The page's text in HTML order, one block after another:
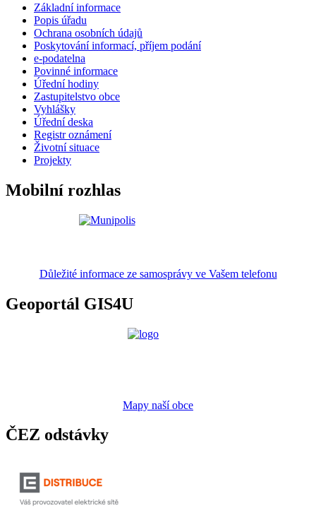
Základní informace
Popis úřadu
Ochrana osobních údajů
Poskytování informací, příjem podání
e-podatelna
Povinné informace
Úřední hodiny
Zastupitelstvo obce
Vyhlášky
Úřední deska
Registr oznámení
Životní situace
Projekty
Mobilní rozhlas
Důležité informace ze samosprávy ve Vašem telefonu
Geoportál GIS4U
Mapy naší obce
ČEZ odstávky